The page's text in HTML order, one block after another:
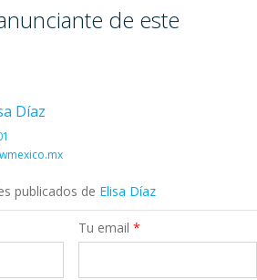
de este
Díaz
publicados de Elisa Díaz
Tu email*